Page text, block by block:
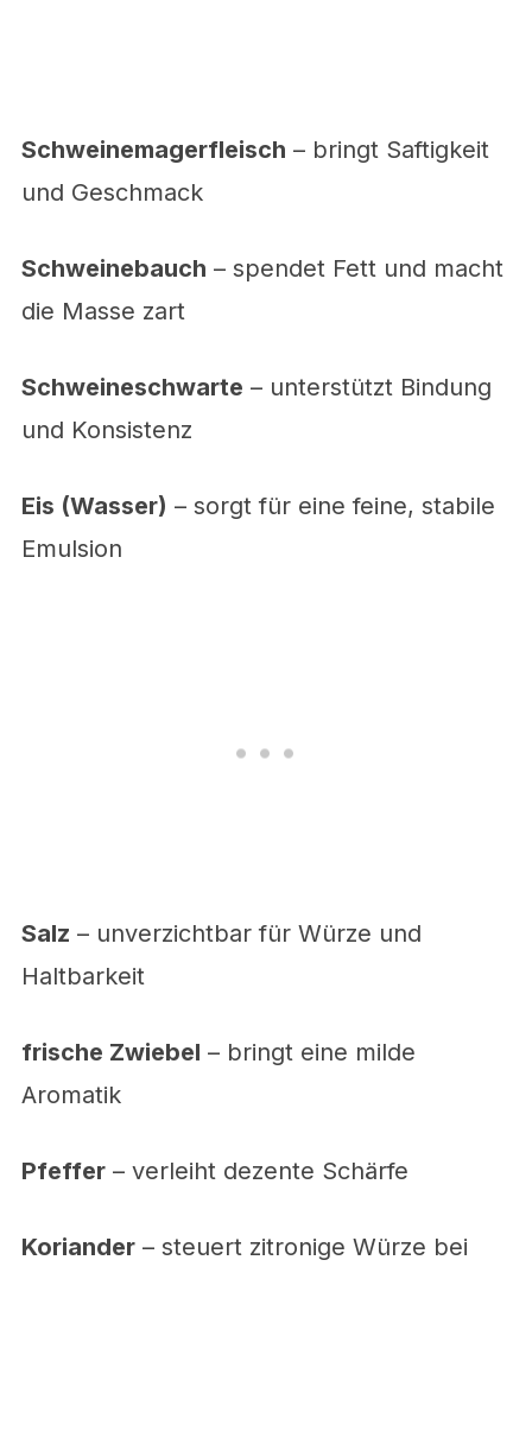
Schweinemagerfleisch – bringt Saftigkeit
und Geschmack
Schweinebauch – spendet Fett und macht
die Masse zart
Schweineschwarte – unterstützt Bindung
und Konsistenz
Eis (Wasser) – sorgt für eine feine, stabile
Emulsion
Salz – unverzichtbar für Würze und
Haltbarkeit
frische Zwiebel – bringt eine milde
Aromatik
Pfeffer– verleiht dezente Schärfe
Koriander– steuert zitronige Würze bei